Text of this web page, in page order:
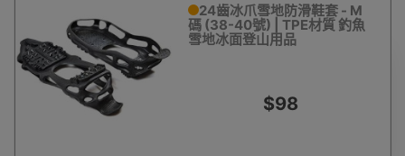
24齒冰爪雪地防滑鞋套 - M
碼 (38-40號) | TPE材質 釣魚
雪地冰面登山用品
$98